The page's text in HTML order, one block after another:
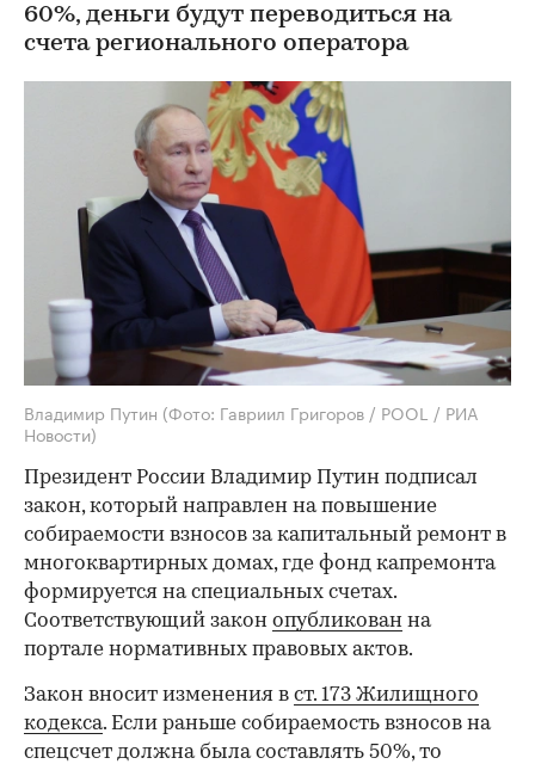
60%, деньги будут переводиться на
счета регионального оператора
Владимир Путин (Фото: Гавриил Григоров / POOL / РИА
Новости)
Президент России Владимир Путин подписал
закон, который направлен на повышение
собираемости взносов за капитальный ремонт в
многоквартирных домах, где фонд капремонта
формируется на специальных счетах.
Соответствующий закон опубликован на
портале нормативных правовых актов.
Закон вносит изменения в ст. 173 Жилищного
кодекса. Если раньше собираемость взносов на
спецсчет должна была составлять 50%, то